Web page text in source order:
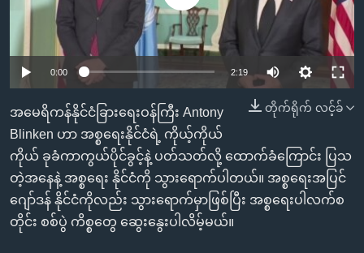
စာမျက်နှာ
ကျော်
ကြည့်
ရှာဖွေ
ရန်
နေရာ
သို့
ကျော်
ရန်
ဗွီအိုအေ လူမှုကွန်ယက်များ
ဘာသာစကားများ
0:00 2:19
တိုက်ရိုက် လင့်ခ်
အမေရိကန်နိုင်ငံခြားရေးဝန်ကြီး Antony
Blinken ဟာ အစ္စရေးနိုင်ငံရဲ့ ကိုယ့်ကိုယ်
ကိုယ် ခုခံကာကွယ်ပိုင်ခွင့်နဲ့ ပတ်သတ်လို့ ထောက်ခံကြောင်း ပြသ
တဲ့အနေနဲ့ အစ္စရေး နိုင်ငံကို သွားရောက်ပါတယ်။ အစ္စရေးအပြင်
ဂျော်ဒန် နိုင်ငံကိုလည်း သွားရောက်မှာဖြစ်ပြီး အစ္စရေးပါလက်စ
တိုင်း စစ်ပွဲ ကိစ္စတွေ ဆွေးနွေးပါလိမ့်မယ်။